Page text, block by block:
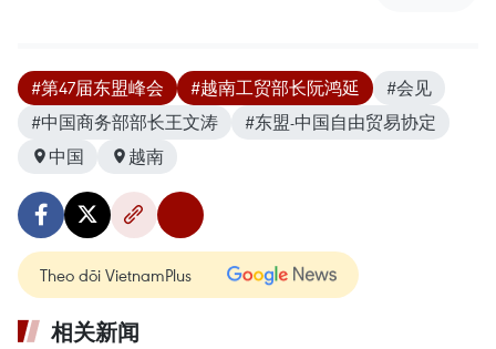
#第47届东盟峰会 #越南工贸部长阮鸿延
#会见
#中国商务部部长王文涛
#东盟-中国自由贸易协定
中国
越南
Theo dõi VietnamPlus
相关新闻